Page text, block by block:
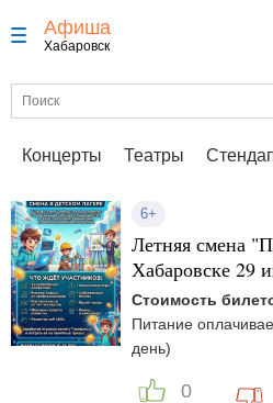
Афиша
Хабаровск
Концерты Театры
6+
Летняя смена
Хабаровске 29
Стоимость
Питание
день)
0